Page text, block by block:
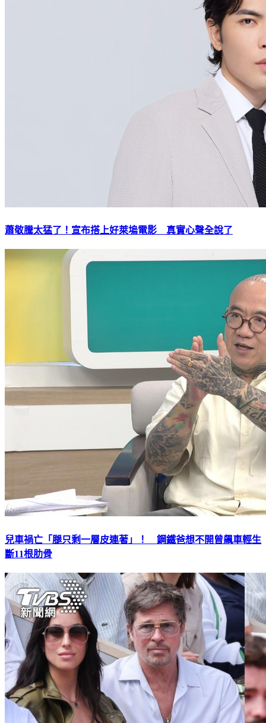
蕭敬騰太猛了！宣布搭上好萊塢電影 真實心聲全說了
兒車禍亡「腿只剩一層皮連著」！ 鋼鐵爸想不開曾飆車輕生
斷11根肋骨